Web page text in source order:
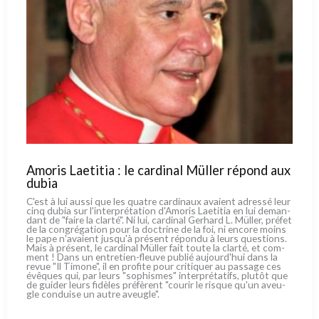
Amoris Laetitia : le cardinal Müller répond aux
dubia
C'est à lui aus­si que les qua­tre car­di­naux ava­ient adres­sé leur
cinq dubia sur l'interprétation d'Amoris Laetitia en lui deman­
dant de "fai­re la clar­té". Ni lui, car­di­nal Gerhard L. Müller, pré­fet
de la con­gré­ga­tion pour la doc­tri­ne de la foi, ni enco­re moins
le pape n'avaient jusqu'à pré­sent répon­du à leurs que­stions.
Mais à pré­sent, le car­di­nal Müller fait tou­te la clar­té, et com­
ment ! Dans un entretien-fleuve publié aujourd'hui dans la
revue "Il Timone", il en pro­fi­te pour cri­ti­quer au pas­sa­ge ces
évê­ques qui, par leurs "sophi­smes" inter­pré­ta­tifs, plu­tôt que
de gui­der leurs fidè­les pré­fè­rent "cou­rir le risque qu'un aveu­
gle con­dui­se un autre aveu­gle".